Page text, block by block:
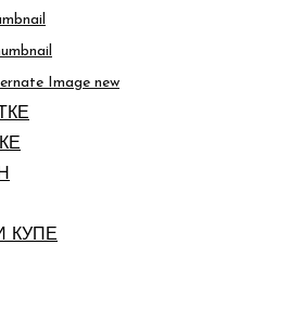
Image new
КУПЕ